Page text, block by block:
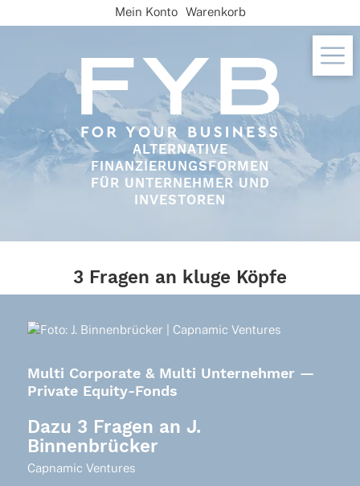
to
ALTERNATIVE
FINANZIERUNGSFORMEN
FÜR UNTERNEHMER UND
INVESTOREN
Mein Konto Warenkorb
3 Fragen an kluge Köpfe
Multi Corporate & Multi Unternehmer —
Private Equity-Fonds
Dazu 3 Fragen an J.
Binnenbrücker
Capna­mic Ventures